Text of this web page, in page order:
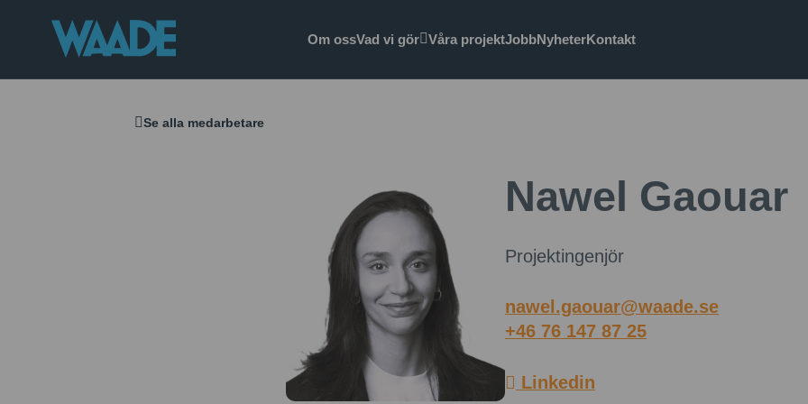
Om ossVad vi gör Våra projektJobbNyheterKontakt
Se alla medarbetare
Nawel Gaouar
Projektingenjör
nawel.gaouar@waade.se
+46 76 147 87 25
Linkedin